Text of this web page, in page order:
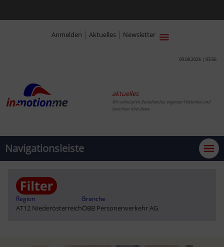
Anmelden | Aktuelles | Newsletter
09.08.2026 | 03:56
aktuelles
Wir verknüpfen Bestehendes, ergänzen Fehlendes und
berichten übe
Navigationsleiste
Region
AT12 Niederösterreich
Branche
ÖBB Personenverkehr AG